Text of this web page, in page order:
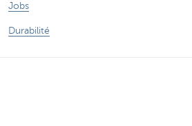
Jobs
Durabilité